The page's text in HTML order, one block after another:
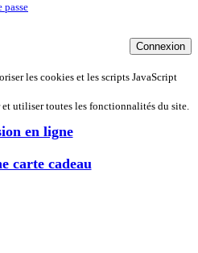
passe
les cookies et les scripts JavaScript
et utiliser toutes les fonctionnalités du site.
en ligne
carte cadeau